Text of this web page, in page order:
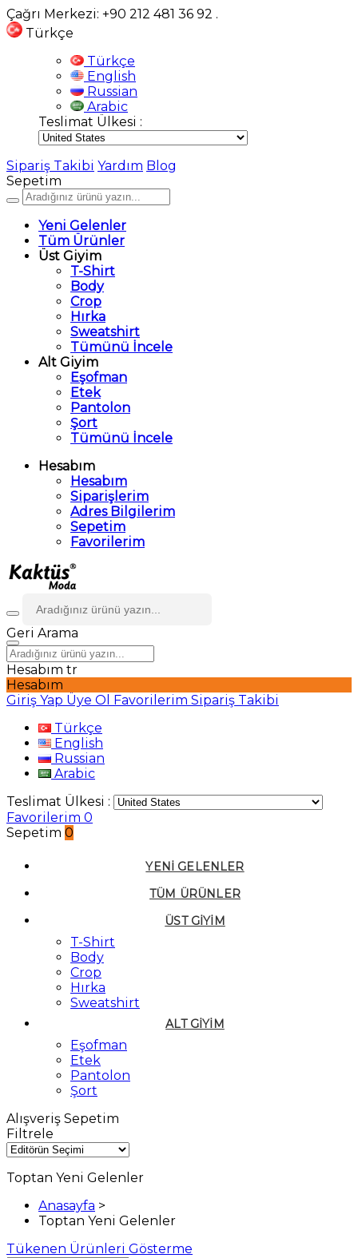
Çağrı Merkezi: +90 212 481 36 92 .
Türkçe
Türkçe
English
Russian
Arabic
Teslimat Ülkesi :
Sipariş Takibi Yardım Blog
Sepetim
Yeni Gelenler
Tüm Ürünler
Üst Giyim
T-Shirt
Body
Crop
Hırka
Sweatshirt
Tümünü İncele
Alt Giyim
Eşofman
Etek
Pantolon
Şort
Tümünü İncele
Hesabım
Hesabım
Siparişlerim
Adres Bilgilerim
Sepetim
Favorilerim
Geri Arama
Hesabım tr
Hesabım
Giriş Yap Üye Ol Favorilerim Sipariş Takibi
Türkçe
English
Russian
Arabic
Teslimat Ülkesi :
Favorilerim 0
Sepetim 0
YENI GELENLER
TÜM ÜRÜNLER
ÜST GIYIM
T-Shirt
Body
Crop
Hırka
Sweatshirt
ALT GIYIM
Eşofman
Etek
Pantolon
Şort
Alışveriş Sepetim
Filtrele
Toptan Yeni Gelenler
Anasayfa >
Toptan Yeni Gelenler
Tükenen Ürünleri Gösterme